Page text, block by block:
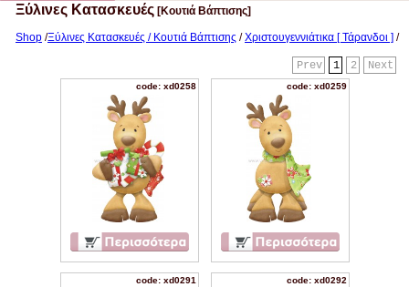
Ξύλινες Κατασκευές [Κουτιά Βάπτισης]
Shop /Ξύλινες Κατασκευές / Κουτιά Βάπτισης /Χριστουγεννιάτικα [ Τάρανδοι ] /
Next
2
1
Prev
code: xd0258 code: xd0259
code: xd0291 code: xd0292